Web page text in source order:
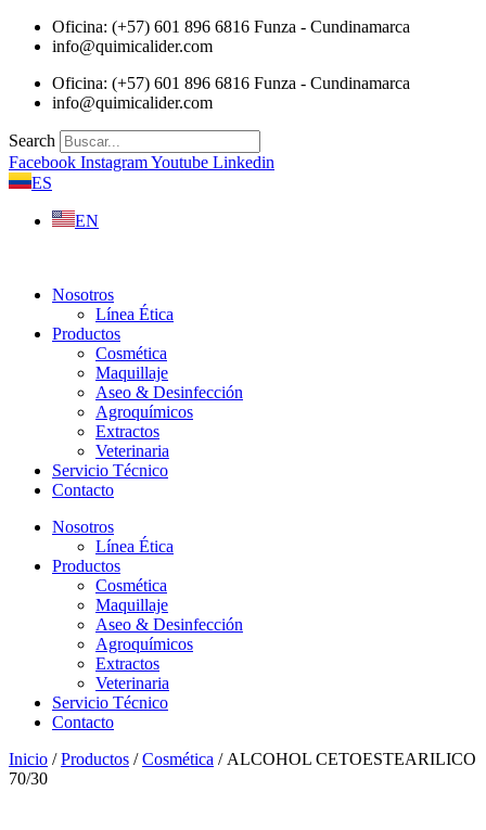
Saltar
Oficina: (+57) 601 896 6816 Funza - Cundinamarca
info@quimicalider.com
Oficina: (+57) 601 896 6816 Funza - Cundinamarca
info@quimicalider.com
Search
Facebook InstagramYoutube Linkedin
ES
EN
Nosotros
Línea Ética
Productos
Cosmética
Maquillaje
Aseo & Desinfección
Agroquímicos
Extractos
Veterinaria
Servicio Técnico
Contacto
Nosotros
Línea Ética
Productos
Cosmética
Maquillaje
Aseo & Desinfección
Agroquímicos
Extractos
Veterinaria
Servicio Técnico
Contacto
Inicio /Productos /Cosmética / ALCOHOL CETOESTEARILICO
70/30